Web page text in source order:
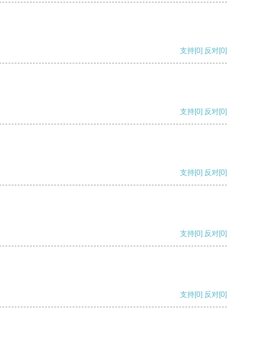
支持[0] 反对[0]
支持[0] 反对[0]
支持[0] 反对[0]
支持[0] 反对[0]
支持[0] 反对[0]